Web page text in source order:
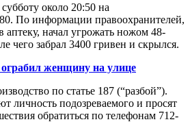
около 20:50 на
По информации правоохранителей,
начал угрожать ножом 48-
чего забрал 3400 гривен и скрылся.
женщину на улице
по статье 187 (“разбой”).
личность подозреваемого и просят
обратиться по телефонам 712-